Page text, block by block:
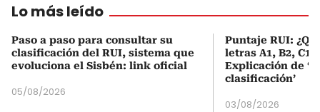
Lo más leído
Paso a paso para consultar su
clasificación del RUI, sistema que
evoluciona el Sisbén: link oficial
05/08/2026
Puntaje RUI:
letras A1, B2, C1
Explicación de
clasificación’
03/08/2026